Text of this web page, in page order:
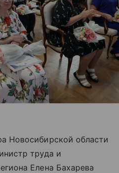
Новосибирской области
труда и
Елена Бахарева